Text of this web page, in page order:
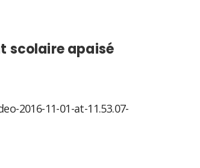
scolaire apaisé
2016-11-01-at-11.53.07-